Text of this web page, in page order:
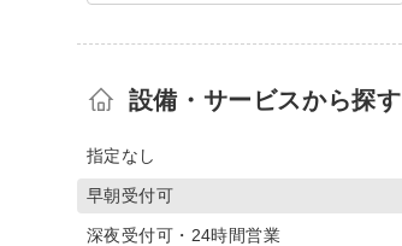
設備・サービスから探す
指定なし
早朝受付可
深夜受付可・24時間営業